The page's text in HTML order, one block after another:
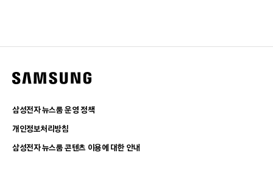
삼성전자 뉴스룸 운영 정책
개인정보처리방침
삼성전자 뉴스룸 콘텐츠 이용에 대한 안내